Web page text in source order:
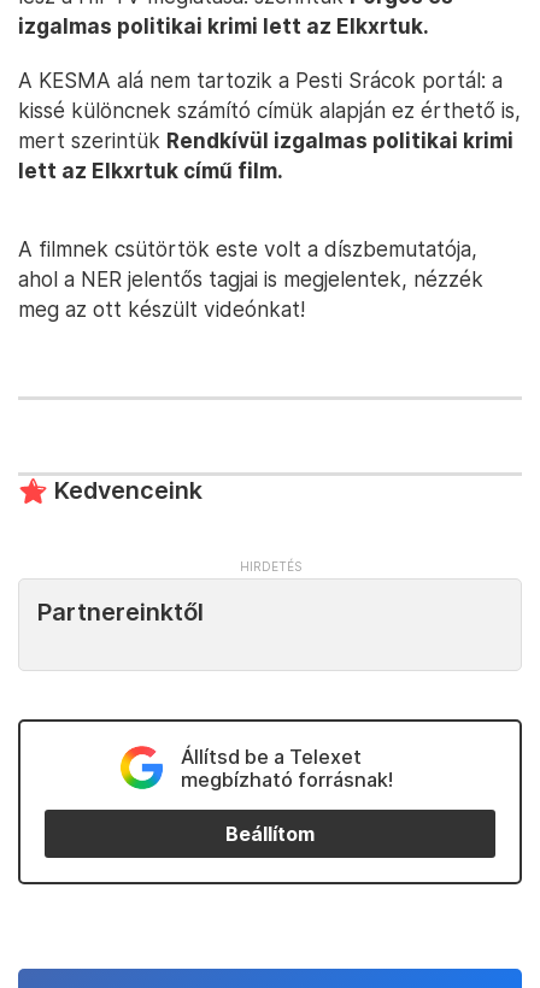
izgalmas politikai krimi lett az Elkxrtuk.
A KESMA alá nem tartozik a Pesti Srácok portál: a
kissé különcnek számító címük alapján ez érthető is,
mert szerintük Rendkívül izgalmas politikai krimi
lett az Elkxrtuk című film.
A filmnek csütörtök este volt a díszbemutatója,
ahol a NER jelentős tagjai is megjelentek, nézzék
meg az ott készült videónkat!
Kedvenceink
Partnereinktől
Állítsd be a Telexet
megbízható forrásnak!
Beállítom